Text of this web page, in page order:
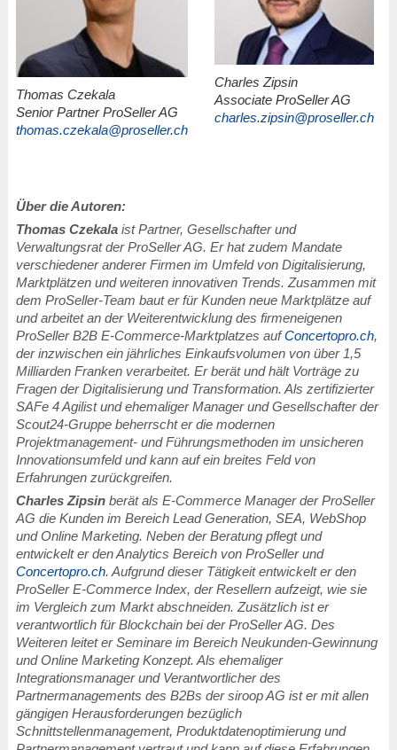
Thomas Czekala
Senior Partner ProSeller AG
thomas.czekala@proseller.ch
Charles Zipsin
Associate ProSeller AG
charles.zipsin@proseller.ch
Über die Autoren:
Thomas Czekalaist Partner, Gesellschafter und
Verwaltungsrat der ProSeller AG. Er hat zudem Mandate
verschiedener anderer Firmen im Umfeld von Digitalisierung,
Marktplätzen und weiteren innovativen Trends. Zusammen mit
dem ProSeller-Team baut er für Kunden neue Marktplätze auf
und arbeitet an der Weiterentwicklung des firmeneigenen
ProSeller B2B E-Commerce-Marktplatzes aufConcertopro.ch,
der inzwischen ein jährliches Einkaufsvolumen von über 1,5
Milliarden Franken verarbeitet. Er berät und hält Vorträge zu
Fragen der Digitalisierung und Transformation. Als zertifizierter
SAFe 4 Agilist und ehemaliger Manager und Gesellschafter der
Scout24-Gruppe beherrscht er die modernen
Projektmanagement- und Führungsmethoden im unsicheren
Innovationsumfeld und kann auf ein breites Feld von
Erfahrungen zurückgreifen.
Charles Zipsinberät als E-Commerce Manager der ProSeller
AG die Kunden im Bereich Lead Generation, SEA, WebShop
und Online Marketing. Neben der Beratung pflegt und
entwickelt er den Analytics Bereich von ProSeller und
Concertopro.ch. Aufgrund dieser Tätigkeit entwickelt er den
ProSeller E-Commerce Index, der Resellern aufzeigt, wie sie
im Vergleich zum Markt abschneiden. Zusätzlich ist er
verantwortlich für Blockchain bei der ProSeller AG. Des
Weiteren leitet er Seminare im Bereich Neukunden-Gewinnung
und Online Marketing Konzept. Als ehemaliger
Integrationsmanager und Verantwortlicher des
Partnermanagements des B2Bs der siroop AG ist er mit allen
gängigen Herausforderungen bezüglich
Schnittstellenmanagement, Produktdatenoptimierung und